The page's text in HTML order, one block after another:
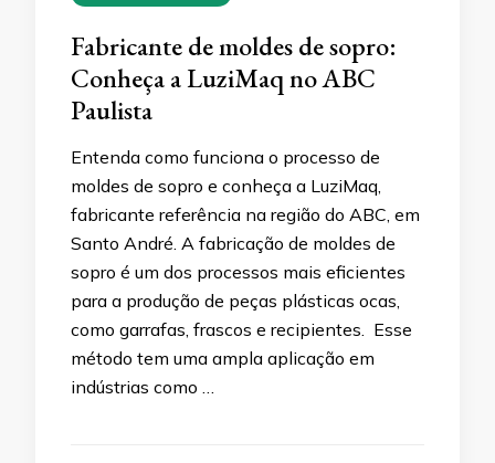
Fabricante de moldes de sopro:
Conheça a LuziMaq no ABC
Paulista
Entenda como funciona o processo de
moldes de sopro e conheça a LuziMaq,
fabricante referência na região do ABC, em
Santo André. A fabricação de moldes de
sopro é um dos processos mais eficientes
para a produção de peças plásticas ocas,
como garrafas, frascos e recipientes. Esse
método tem uma ampla aplicação em
indústrias como …